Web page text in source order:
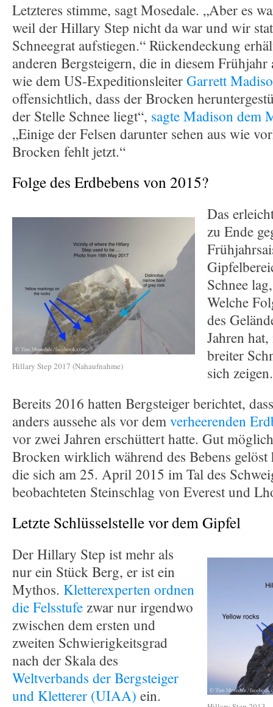
Letzteres stimme, sagt Mosedale. „Aber es
weil der Hillary Step nicht da war und wir
Schneegrat aufstiegen.“ Rückendeckung
anderen Bergsteigern, die in diesem
wie dem US-ExpeditionsleiterGarrett
offensichtlich, dass der Brocken
der Stelle Schnee liegt“, sagte Madison dem
„Einige der Felsen darunter sehen aus wie
Brocken fehlt jetzt.“
Folge des Erdbebens von 2015?
Hillary Step 2017 (Nahaufnahme)
Das
zu Ende
Schnee
Welche
des
Jahren
breiter
sich zeigen.
Bereits 2016 hatten Bergsteiger berichtet,
anders aussehe als vor demverheerenden
vor zwei Jahren erschüttert hatte. Gut
Brocken wirklich während des Bebens
die sich am 25. April 2015 im Tal des
beobachteten Steinschlag von Everest und
Letzte Schlüsselstelle vor dem Gipfel
Der Hillary Step ist mehr als
nur ein Stück Berg, er ist ein
Mythos. Kletterexperten ordnen
die Felsstufezwar nur irgendwo
zwischen dem ersten und
zweiten Schwierigkeitsgrad
nach der Skala des
Weltverbands der Bergsteiger
und Kletterer (UIAA) ein.